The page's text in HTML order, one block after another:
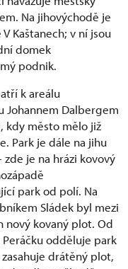
Na jihovýchodě je
Kaštanech; v ní jsou
domek
podnik.
k areálu
Johannem Dalbergem
kdy město mělo již
Park je dále na jihu
je na hrázi kovový
park od polí. Na
Sládek byl mezi
nový kovaný plot. Od
odděluje park
drátěný plot,